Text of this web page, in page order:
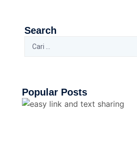
Search
Popular Posts